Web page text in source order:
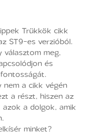
Trükkök cikk
ST9-es verzióból.
választom meg,
és
a cikk végén
a részt, hiszen az
a dolgok, amik
minket?